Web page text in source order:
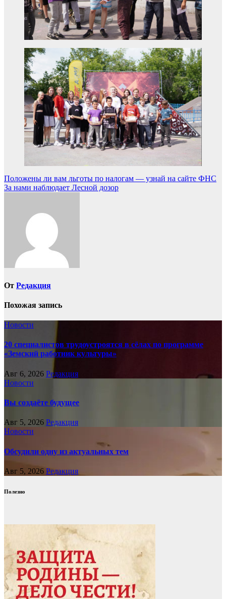
Навигация
по
Положены ли вам льготы по налогам — узнай на сайте ФНС
За нами наблюдает Лесной дозор
От Редакция
Похожая запись
Новости
20 специалистов трудоустроятся в сёлах по программе
«Земский работник культуры»
Авг 6, 2026 Редакция
Новости
Вы создаёте будущее
Авг 5, 2026 Редакция
Новости
Обсудили одну из актуальных тем
Авг 5, 2026 Редакция
Полезно